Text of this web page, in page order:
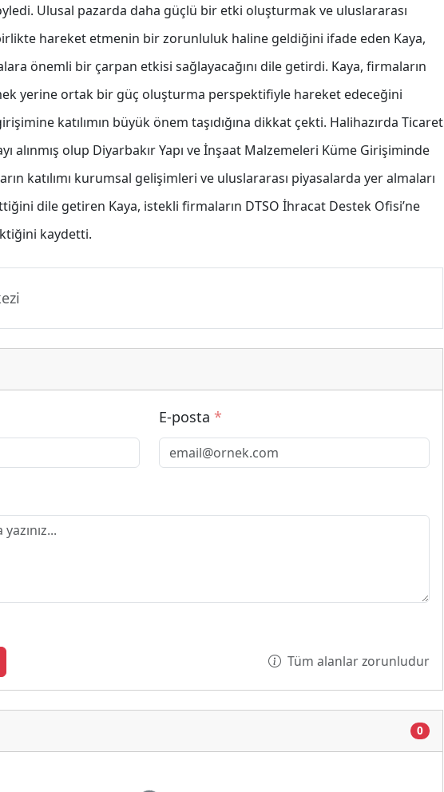
Ulusal pazarda daha güçlü bir etki oluşturmak ve uluslararası
hareket etmenin bir zorunluluk haline geldiğini ifade eden Kaya,
önemli bir çarpan etkisi sağlayacağını dile getirdi. Kaya, firmaların
yerine ortak bir güç oluşturma perspektifiyle hareket edeceğini
katılımın büyük önem taşıdığına dikkat çekti. Halihazırda Ticaret
alınmış olup Diyarbakır Yapı ve İnşaat Malzemeleri Küme Girişiminde
katılımı kurumsal gelişimleri ve uluslararası piyasalarda yer almaları
dile getiren Kaya, istekli firmaların DTSO İhracat Destek Ofisi’ne
kaydetti.
E-posta *
Tüm alanlar zorunludur
0
Yükleniyor...